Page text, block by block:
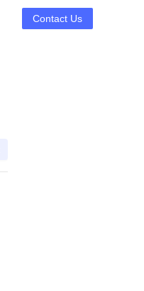
Contact Us